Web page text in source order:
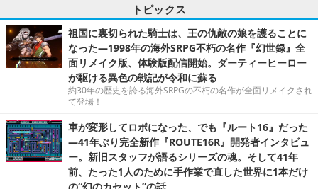
トピックス
祖国に裏切られた騎士は、王の仇敵の娘を護ることに
なった―1998年の海外SRPG不朽の名作『幻世録』全
面リメイク版、体験版配信開始。ダーティーヒーロー
が駆ける異色の戦記が令和に蘇る
約30年の歴史を誇る海外SRPGの不朽の名作が全面リメイクされ
て登場！
車が変形してロボになった、でも『ルート16』だった
―41年ぶり完全新作『ROUTE16R』開発者インタビュ
ー。新旧スタッフが語るシリーズの魂。そして41年
前、たった1人のために手作業で直した世界に1本だけ